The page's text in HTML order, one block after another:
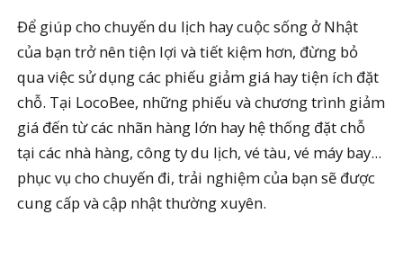
Để giúp cho chuyến du lịch hay cuộc sống ở Nhật
của bạn trở nên tiện lợi và tiết kiệm hơn, đừng bỏ
qua việc sử dụng các phiếu giảm giá hay tiện ích đặt
chỗ. Tại LocoBee, những phiếu và chương trình giảm
giá đến từ các nhãn hàng lớn hay hệ thống đặt chỗ
tại các nhà hàng, công ty du lịch, vé tàu, vé máy bay...
phục vụ cho chuyến đi, trải nghiệm của bạn sẽ được
cung cấp và cập nhật thường xuyên.